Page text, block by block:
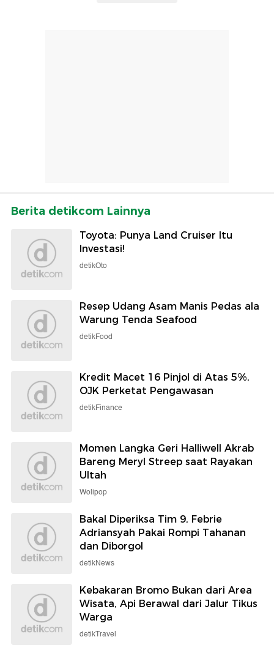
Berita detikcom Lainnya
Toyota: Punya Land Cruiser Itu
Investasi!
detikOto
Resep Udang Asam Manis Pedas ala
Warung Tenda Seafood
detikFood
Kredit Macet 16 Pinjol di Atas 5%,
OJK Perketat Pengawasan
detikFinance
Momen Langka Geri Halliwell Akrab
Bareng Meryl Streep saat Rayakan
Ultah
Wolipop
Bakal Diperiksa Tim 9, Febrie
Adriansyah Pakai Rompi Tahanan
dan Diborgol
detikNews
Kebakaran Bromo Bukan dari Area
Wisata, Api Berawal dari Jalur Tikus
Warga
detikTravel